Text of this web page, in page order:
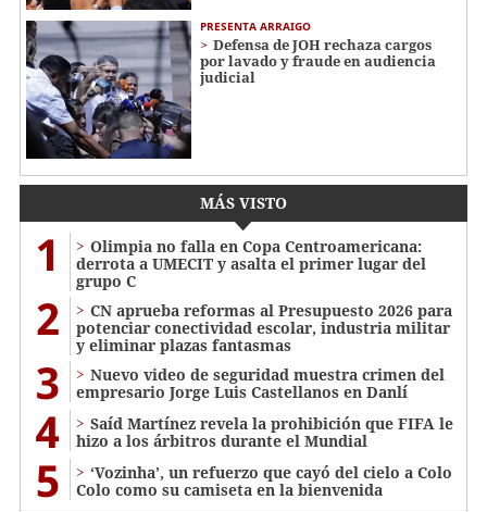
PRESENTA ARRAIGO
Defensa de JOH rechaza cargos
por lavado y fraude en audiencia
judicial
MÁS VISTO
1
Olimpia no falla en Copa Centroamericana:
derrota a UMECIT y asalta el primer lugar del
grupo C
2
CN aprueba reformas al Presupuesto 2026 para
potenciar conectividad escolar, industria militar
y eliminar plazas fantasmas
3
Nuevo video de seguridad muestra crimen del
empresario Jorge Luis Castellanos en Danlí
4
Saíd Martínez revela la prohibición que FIFA le
hizo a los árbitros durante el Mundial
5
‘Vozinha’, un refuerzo que cayó del cielo a Colo
Colo como su camiseta en la bienvenida